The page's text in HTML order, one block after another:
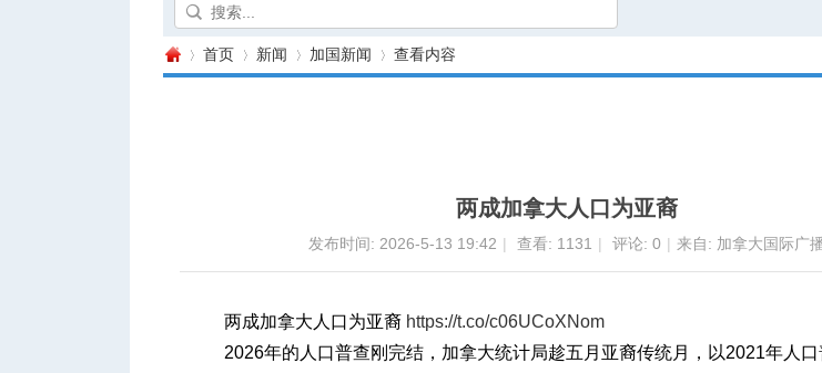
录
首页 新闻 加国新闻 查看内容
两成加拿大人口为亚裔
发布时间: 2026-5-13 19:42 | 查看: 1131 | 评论: 0 | 来自: 加拿大国际广
两成加拿大人口为亚裔 https://t.co/c06UCoXNom
2026年的人口普查刚完结，加拿大统计局趁五月亚裔传统月，以2021年人口